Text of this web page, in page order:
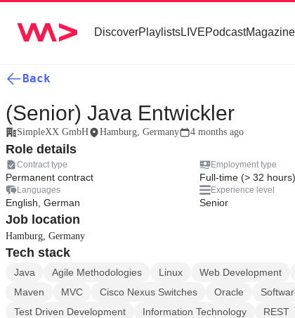
DiscoverPlaylistsLIVEPodcastMagazine
Back
(Senior) Java Entwickler
SimpleXX GmbH Hamburg, Germany 4 months ago
Role details
Contract type
Permanent contract
Employment type
Full-time (> 32 hours)
Languages
English, German
Experience level
Senior
Job location
Hamburg, Germany
Tech stack
Java Agile Methodologies Linux Web Development
Maven
MVC Cisco Nexus Switches Oracle
Test Driven Development
Information Technology REST